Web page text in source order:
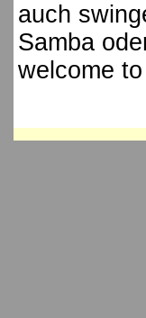
auch
Samba
welcome